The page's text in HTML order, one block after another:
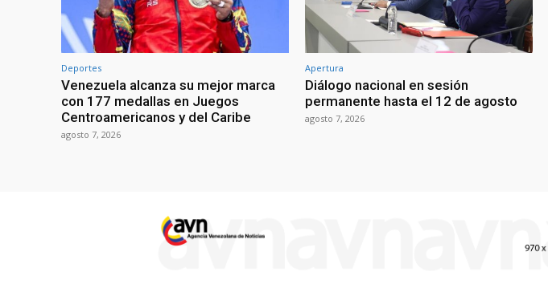
Deportes
Venezuela alcanza su mejor marca
con 177 medallas en Juegos
Centroamericanos y del Caribe
agosto 7, 2026
Apertura
Diálogo nacional en sesión
permanente hasta el 12 de agosto
agosto 7, 2026